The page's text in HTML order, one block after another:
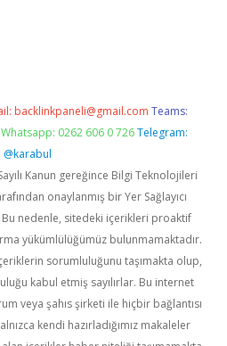
backlinkpaneli@gmail.com Teams:
Whatsapp: 0262 606 0 726 Telegram:
@karabul
Kanun gereğince Bilgi Teknolojileri
onaylanmış bir Yer Sağlayıcı
nedenle, sitedeki içerikleri proaktif
yükümlülüğümüz bulunmamaktadır.
sorumluluğunu taşımakta olup,
kabul etmiş sayılırlar. Bu internet
veya şahıs şirketi ile hiçbir bağlantısı
kendi hazırladığımız makaleler